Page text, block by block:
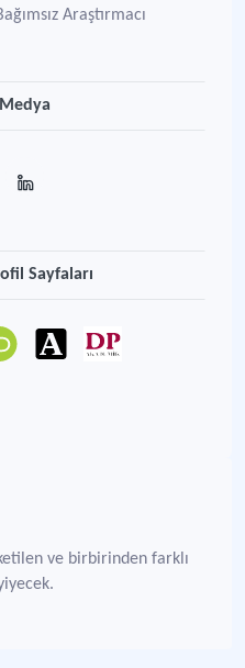
Araştırmacı
Sayfaları
ve birbirinden farklı